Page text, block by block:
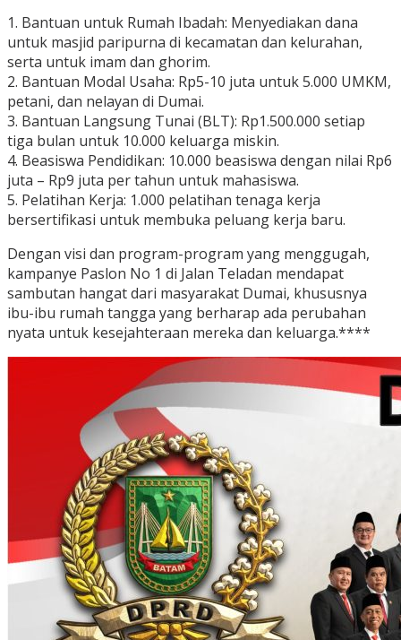
1. Bantuan untuk Rumah Ibadah: Menyediakan dana
untuk masjid paripurna di kecamatan dan kelurahan,
serta untuk imam dan ghorim.
2. Bantuan Modal Usaha: Rp5-10 juta untuk 5.000 UMKM,
petani, dan nelayan di Dumai.
3. Bantuan Langsung Tunai (BLT): Rp1.500.000 setiap
tiga bulan untuk 10.000 keluarga miskin.
4. Beasiswa Pendidikan: 10.000 beasiswa dengan nilai Rp6
juta – Rp9 juta per tahun untuk mahasiswa.
5. Pelatihan Kerja: 1.000 pelatihan tenaga kerja
bersertifikasi untuk membuka peluang kerja baru.
Dengan visi dan program-program yang menggugah,
kampanye Paslon No 1 di Jalan Teladan mendapat
sambutan hangat dari masyarakat Dumai, khususnya
ibu-ibu rumah tangga yang berharap ada perubahan
nyata untuk kesejahteraan mereka dan keluarga.****